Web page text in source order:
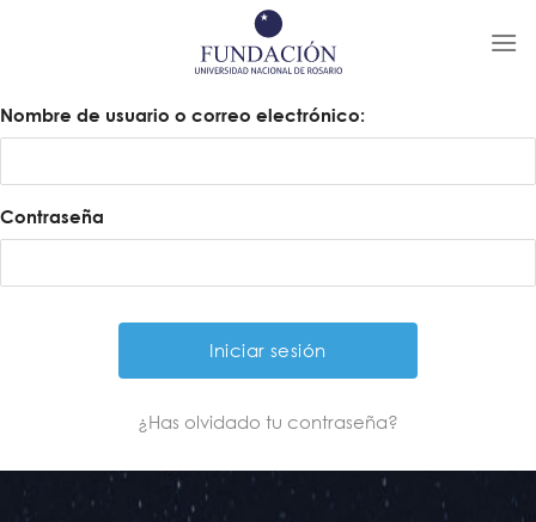
Nombre de usuario o correo electrónico:
Contraseña
¿Has olvidado tu contraseña?